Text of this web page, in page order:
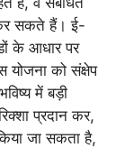
सकते हैं। ई-
के आधार पर
को संक्षेप
में बड़ी
प्रदान कर,
जा सकता है,